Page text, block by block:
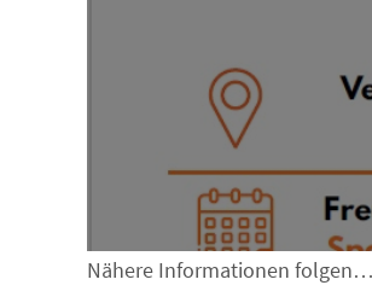
Nähere Informationen